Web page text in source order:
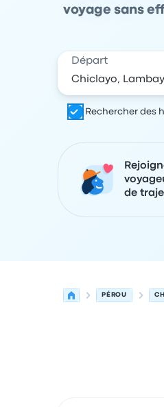
voyage sans
Départ
Rechercher des
de
PÉROU